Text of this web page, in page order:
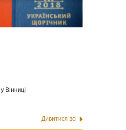
у Вінниці
Дивитися всі